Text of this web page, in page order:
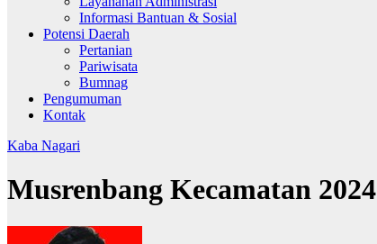
Informasi Bantuan & Sosial
Potensi Daerah
Pertanian
Pariwisata
Bumnag
Pengumuman
Kontak
Kaba Nagari
Musrenbang Kecamatan 2024